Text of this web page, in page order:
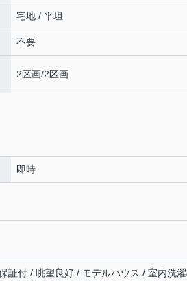
宅地 / 平坦
不要
2区画/2区画
即時
証付 / 眺望良好 / モデルハウス / 室内洗